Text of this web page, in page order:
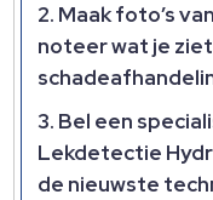
Maak foto’s
noteer wat je
Bel een
Lekdetectie
de nieuwste